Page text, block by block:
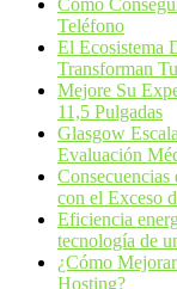
Cómo
Teléfono
El Ecosistema
Transforman
Mejore Su
11,5 Pulgadas
Glasgow
Evaluación
Consecuencias
con el Exceso
Eficiencia
tecnología de
¿Cómo
Hosting?